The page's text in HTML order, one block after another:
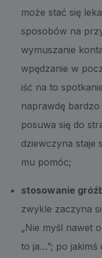
może stać się
sposobów na
wymuszanie
wpędzanie w
iść na to
naprawdę
posuwa się do
dziewczyna staje
mu pomóc;
stosowanie
zwykle zaczyna
„Nie myśl nawet
to ja…”; po jakimś